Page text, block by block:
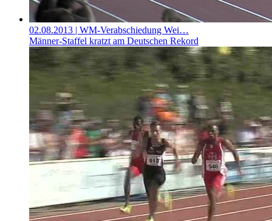
02.08.2013 | WM-Verabschiedung Wei…
Männer-Staffel kratzt am Deutschen Rekord